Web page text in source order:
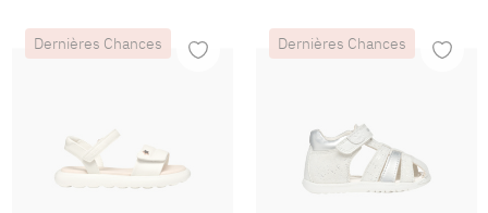
Dernières Chances Dernières Chances